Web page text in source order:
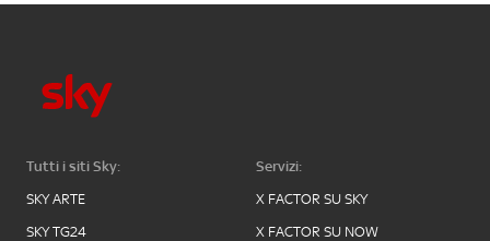
Tutti i siti Sky:
SKY ARTE
SKY TG24
Servizi:
X FACTOR SU SKY
X FACTOR SU NOW